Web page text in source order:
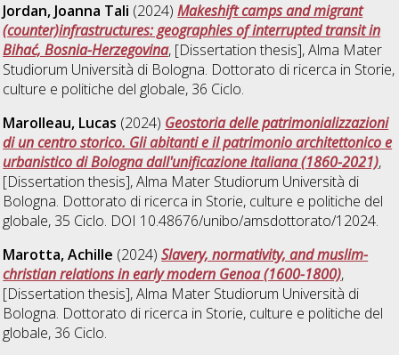
Jordan, Joanna Tali (2024)Makeshift camps and migrant
(counter)infrastructures: geographies of interrupted transit in
Bihać, Bosnia-Herzegovina, [Dissertation thesis], Alma Mater
Studiorum Università di Bologna. Dottorato di ricerca in Storie,
culture e politiche del globale, 36 Ciclo.
Marolleau, Lucas (2024) Geostoria delle patrimonializzazioni
di un centro storico. Gli abitanti e il patrimonio architettonico e
urbanistico di Bologna dall'unificazione italiana (1860-2021),
[Dissertation thesis], Alma Mater Studiorum Università di
Bologna. Dottorato di ricerca in Storie, culture e politiche del
globale, 35 Ciclo. DOI 10.48676/unibo/amsdottorato/12024.
Marotta, Achille (2024)Slavery, normativity, and muslim-
christian relations in early modern Genoa (1600-1800),
[Dissertation thesis], Alma Mater Studiorum Università di
Bologna. Dottorato di ricerca in Storie, culture e politiche del
globale, 36 Ciclo.